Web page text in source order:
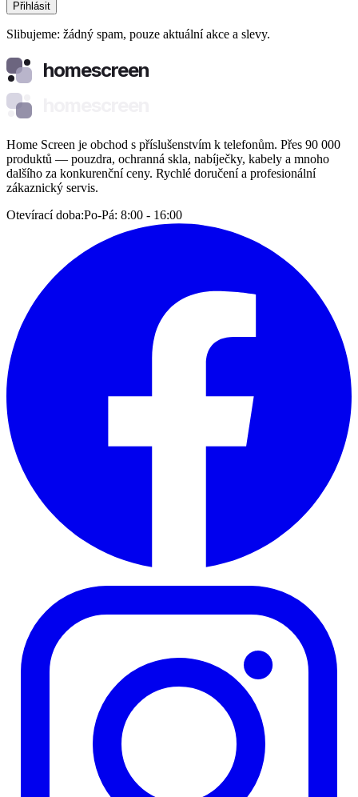
Přihlásit
Slibujeme: žádný spam, pouze aktuální akce a slevy.
homescreen
Home Screen je obchod s příslušenstvím k telefonům. Přes 90 000
produktů — pouzdra, ochranná skla, nabíječky, kabely a mnoho
dalšího za konkurenční ceny. Rychlé doručení a profesionální
zákaznický servis.
Otevírací doba:Po-Pá: 8:00 - 16:00